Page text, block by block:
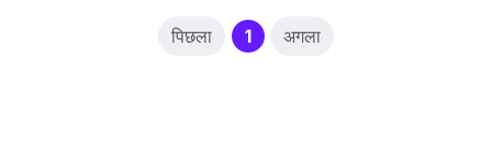
पिछला 1(current)
अगला